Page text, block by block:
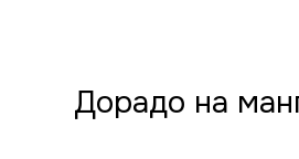
Дорадо на